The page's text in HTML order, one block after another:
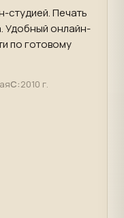
студией. Печать
Удобный онлайн-
по готовому
С:2010 г.